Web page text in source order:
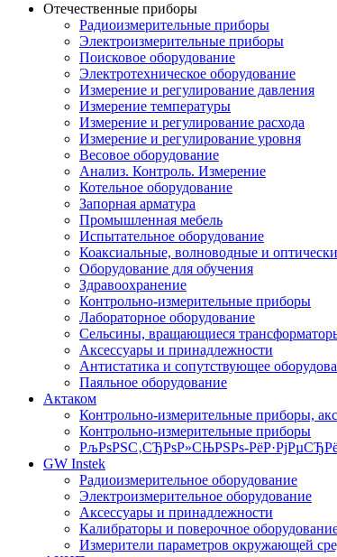
Отечественные приборы
Радиоизмерительные приборы
Электроизмерительные приборы
Поисковое оборудование
Электротехническое оборудование
Измерение и регулирование давления
Измерение температуры
Измерение и регулирование расхода
Измерение и регулирование уровня
Весовое оборудование
Анализ. Контроль. Измерение
Котельное оборудование
Запорная арматура
Промышленная мебель
Испытательное оборудование
Коаксиальные, волноводные и
Оборудование для обучения
Здравоохранение
Контрольно-измерительные приборы
Лабораторное оборудование
Сельсины, вращающиеся
Аксессуары и принадлежности
Антистатика и сопутствующее
Паяльное оборудование
Актаком
Контрольно-измерительные приборы,
Контрольно-измерительные приборы
РљРѕРЅС‚СЂРѕР»СЊРЅРѕ-
GW Instek
Радиоизмерительное оборудование
Электроизмерительное оборудование
Аксессуары и принадлежности
Калибраторы и поверочное
Измерители параметров окружающей